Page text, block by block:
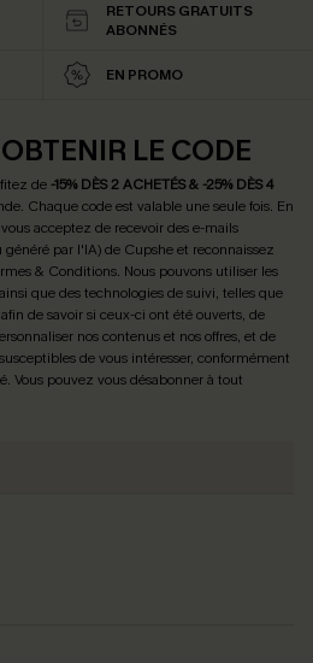
RETOURS GRATUITS
ABONNÉS
EN PROMO
LE CODE
de -15% DÈS 2 ACHETÉS & -25% DÈS 4
Chaque code est valable une seule fois. En
acceptez de recevoir des e-mails
par l'IA) de Cupshe et reconnaissez
& Conditions. Nous pouvons utiliser les
que des technologies de suivi, telles que
de savoir si ceux-ci ont été ouverts, de
nos contenus et nos offres, et de
de vous intéresser, conformément
. Vous pouvez vous désabonner à tout